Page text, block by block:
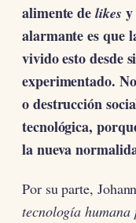
alimente delikes y
alarmante es que
vivido esto desde
experimentado.
o destrucción
tecnológica,
la nueva
Por su parte,
tecnología humana